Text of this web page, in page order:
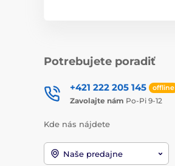
Potrebujete poradiť
+421 222 205 145 offline
Zavolajte nám Po-Pi 9-12
Kde nás nájdete
Naše predajne